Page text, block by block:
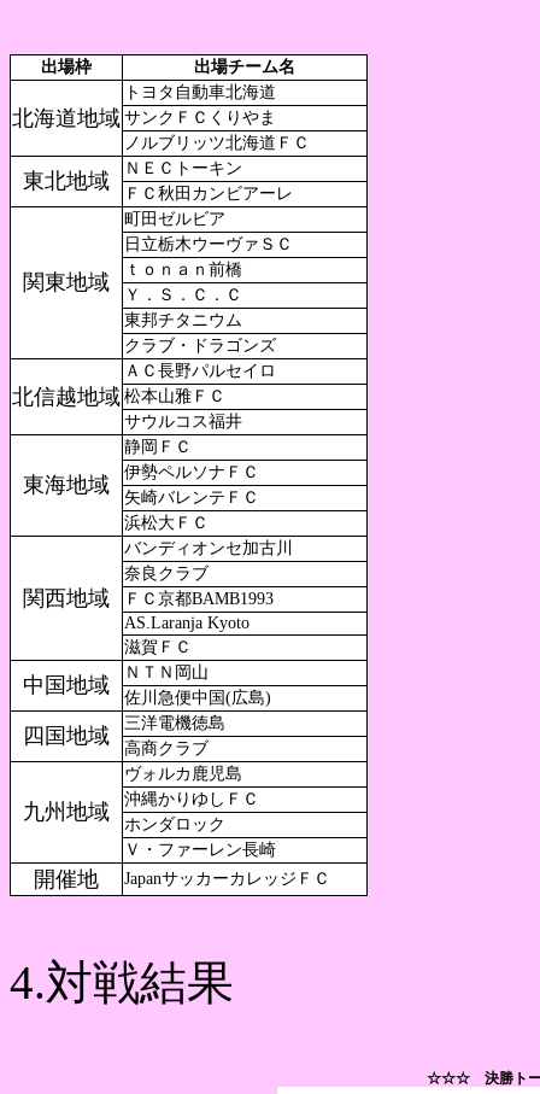
出場枠 出場チーム名
北海道地域
トヨタ自動車北海道
サンクＦＣくりやま
ノルブリッツ北海道ＦＣ
東北地域
ＮＥＣトーキン
ＦＣ秋田カンビアーレ
関東地域
町田ゼルビア
日立栃木ウーヴァＳＣ
ｔｏｎａｎ前橋
Ｙ．Ｓ．Ｃ．Ｃ
東邦チタニウム
クラブ・ドラゴンズ
北信越地域
ＡＣ長野パルセイロ
松本山雅ＦＣ
サウルコス福井
東海地域
静岡ＦＣ
伊勢ペルソナＦＣ
矢崎バレンテＦＣ
浜松大ＦＣ
関西地域
バンディオンセ加古川
奈良クラブ
ＦＣ京都BAMB1993
AS.Laranja Kyoto
滋賀ＦＣ
中国地域
ＮＴＮ岡山
佐川急便中国(広島)
四国地域
三洋電機徳島
高商クラブ
九州地域
ヴォルカ鹿児島
沖縄かりゆしＦＣ
ホンダロック
Ｖ・ファーレン長崎
開催地 JapanサッカーカレッジＦＣ
4.対戦結果
☆☆☆ 決勝トー